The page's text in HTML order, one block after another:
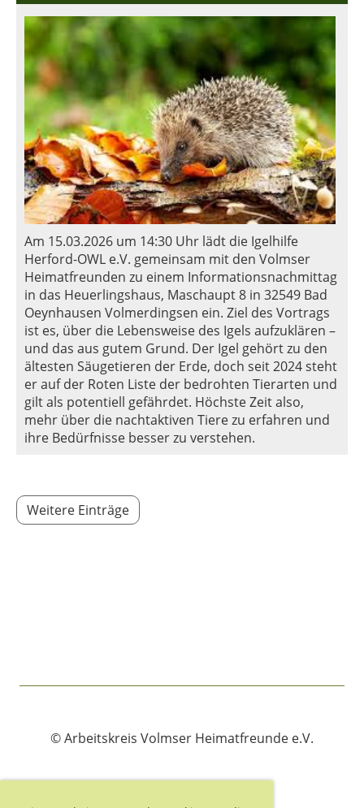
Am 15.03.2026 um 14:30 Uhr lädt die Igelhilfe
Herford-OWL e.V. gemeinsam mit den Volmser
Heimatfreunden zu einem Informationsnachmittag
in das Heuerlingshaus, Maschaupt 8 in 32549 Bad
Oeynhausen Volmerdingsen ein. Ziel des Vortrags
ist es, über die Lebensweise des Igels aufzuklären –
und das aus gutem Grund. Der Igel gehört zu den
ältesten Säugetieren der Erde, doch seit 2024 steht
er auf der Roten Liste der bedrohten Tierarten und
gilt als potentiell gefährdet. Höchste Zeit also,
mehr über die nachtaktiven Tiere zu erfahren und
ihre Bedürfnisse besser zu verstehen.
Weitere Einträge
© Arbeitskreis Volmser Heimatfreunde e.V.